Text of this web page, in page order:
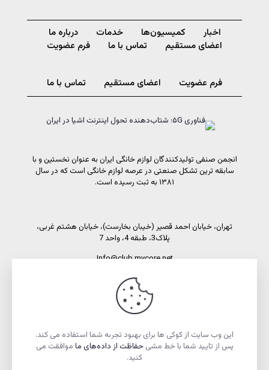
اخبار کمیسیون‌ها خدمات
درباره ما
اعضای مستقیم
تماس با ما فرم عضویت
فرم عضویت اعضای مستقیم تماس با ما
انجمن صنفی تولیدکنندگان لوازم خانگی ایران به عنوان نخستین و با
سابقه ترین تشکل صنعتی در عرصه لوازم خانگی است که در سال
۱۳۸۱ به ثبت رسیده است.
تهران، خیابان احمد قصیر (خیبان بخارست)، خیابان هشتم غربی،
پلاک3، طبقه 4، واحد 7
Info@club.mycore.net
شماره تماس: 02191089450
شماره فاکس: 02188521269
این وب سایت از کوکی ها برای بهبود تجربه شما استفاده می کند.
پس از تایید شما با خط مشیحفاظت از داده‌های ما موافقت می
کنید.